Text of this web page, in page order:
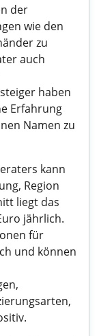
der
wie den
zu
auch
haben
Erfahrung
Namen zu
kann
Region
liegt das
jährlich.
für
und können